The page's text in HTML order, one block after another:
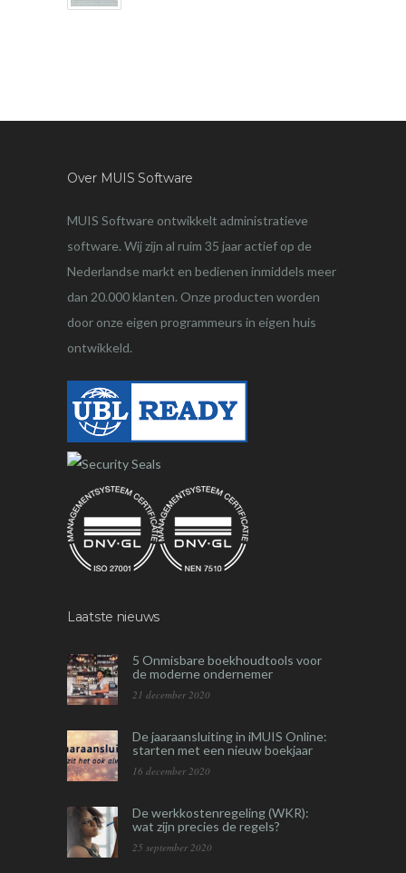
Over MUIS Software
MUIS Software ontwikkelt administratieve
software. Wij zijn al ruim 35 jaar actief op de
Nederlandse markt en bedienen inmiddels meer
dan 20.000 klanten. Onze producten worden
door onze eigen programmeurs in eigen huis
ontwikkeld.
Laatste nieuws
5 Onmisbare boekhoudtools voor
de moderne ondernemer
21 december 2020
De jaaraansluiting in iMUIS Online:
starten met een nieuw boekjaar
16 december 2020
De werkkostenregeling (WKR):
wat zijn precies de regels?
25 september 2020